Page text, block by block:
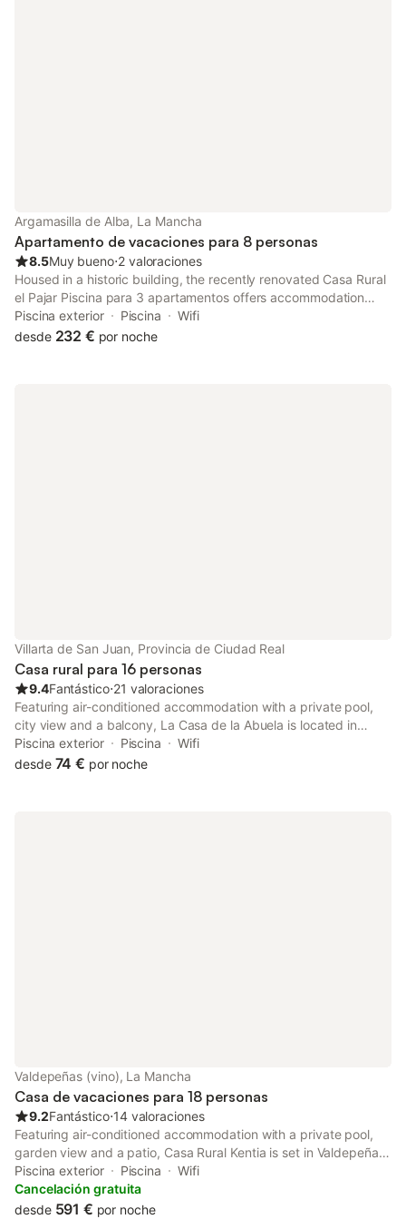
Argamasilla de Alba, La Mancha
Apartamento de vacaciones para 8 personas
8.5Muy bueno⋅2 valoraciones
Housed in a historic building, the recently renovated Casa Rural
el Pajar Piscina para 3 apartamentos offers accommodation
with a seasonal outdoor swimming pool and free WiFi.
Piscina exterior Piscina
Wifi
desde 232 € por noche
Villarta de San Juan, Provincia de Ciudad Real
Casa rural para 16 personas
9.4Fantástico⋅21 valoraciones
Featuring air-conditioned accommodation with a private pool,
city view and a balcony, La Casa de la Abuela is located in
Villarta de San Juan. Guests can benefit from a patio and an
outdoor fireplace.
Piscina exterior Piscina
Wifi
desde 74 € por noche
Valdepeñas (vino), La Mancha
Casa de vacaciones para 18 personas
9.2Fantástico⋅14 valoraciones
Featuring air-conditioned accommodation with a private pool,
garden view and a patio, Casa Rural Kentia is set in Valdepeñas.
Boasting a shared kitchen, this property also provides guests
with a picnic area.
Piscina exterior Piscina
Wifi
Cancelación gratuita
desde 591 € por noche